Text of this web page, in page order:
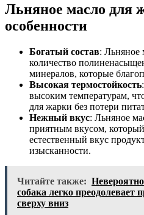
Льняное масло для
особенности
Богатый состав: Льняное
количество
минералов, которые
Высокая термостойкость
высоким температурам,
для жарки без потери
Нежный вкус: Льняное
приятным вкусом,
естественный вкус
изысканности.
Читайте также:
собака легко преодолевает
сверху вниз